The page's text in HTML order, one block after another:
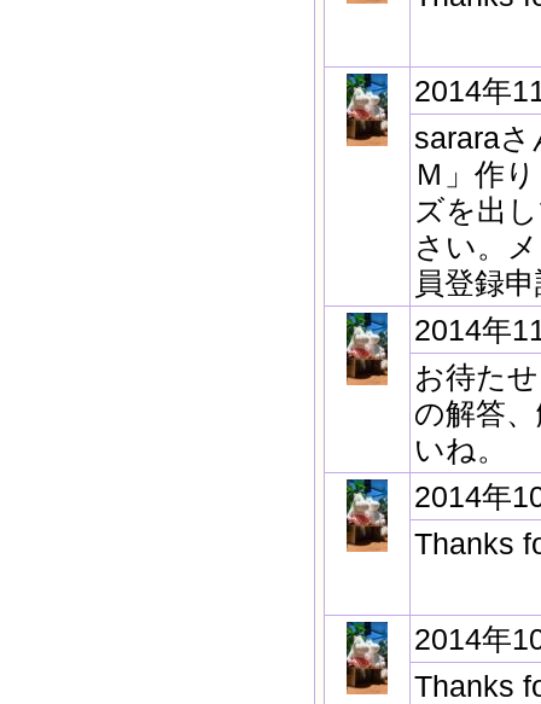
2014年
sarara
Ｍ」作
ズを出
さい。
員登録
2014年
お待た
の解答
いね。
2014年
Thanks
2014年
Thanks